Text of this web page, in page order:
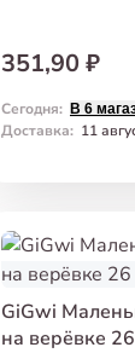
351,90 ₽
Сегодня: В 6
Доставка: 11
GiGwi
на верёвке